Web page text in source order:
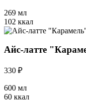
269 мл
102 ккал
Айс-латте
330 ₽
600 мл
60 ккал